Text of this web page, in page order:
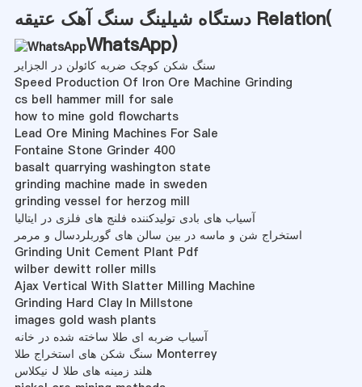
دستگاه شیلینگ سنگ آهک عتیقه Relation(
WhatsApp)
سنگ شکن کوچک ضربه کائولن در الجزایر
Speed Production Of Iron Ore Machine Grinding
cs bell hammer mill for sale
how to mine gold flowcharts
Lead Ore Mining Machines For Sale
Fontaine Stone Grinder 400
basalt quarrying washington state
grinding machine made in sweden
grinding vessel for herzog mill
آسیاب های بادی تولیدکننده فلنج های فلزی در ایتالیا
استخراج شن و ماسه در بین سالن های گوربلردسال و مرمر
Grinding Unit Cement Plant Pdf
wilber dewitt roller mills
Ajax Vertical With Slatter Milling Machine
Grinding Hard Clay In Millstone
images gold wash plants
آسیاب ضربه ای طلا ساخته شده در خانه
سنگ شکن های استخراج طلا Monterrey
نیکلاس J هلند زمینه های طلا